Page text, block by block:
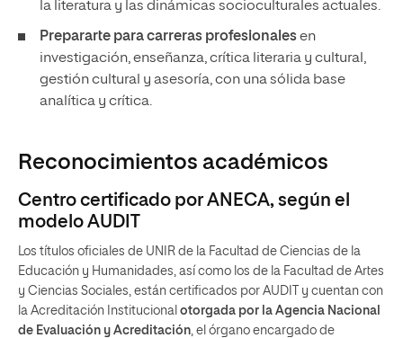
la literatura y las dinámicas socioculturales actuales.
Prepararte para carreras profesionalesen
investigación, enseñanza, crítica literaria y cultural,
gestión cultural y asesoría, con una sólida base
analítica y crítica.
Reconocimientos académicos
Centro certificado por ANECA, según el
modelo AUDIT
Los títulos oficiales de UNIR de la Facultad de Ciencias de la
Educación y Humanidades, así como los de la Facultad de Artes
y Ciencias Sociales, están certificados por AUDIT y cuentan con
la Acreditación Institucional otorgada por la Agencia Nacional
de Evaluación y Acreditación, el órgano encargado de